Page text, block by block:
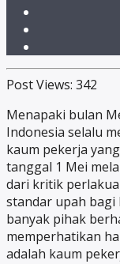
Post Views: 342
Menapaki bulan
Indonesia selalu
kaum pekerja
tanggal 1 Mei
dari kritik
standar upah bagi
banyak pihak
memperhatikan
adalah kaum